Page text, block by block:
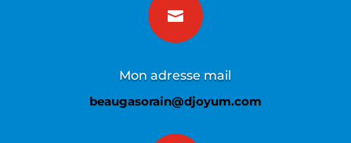

Mon adresse mail
beaugasorain@djoyum.com